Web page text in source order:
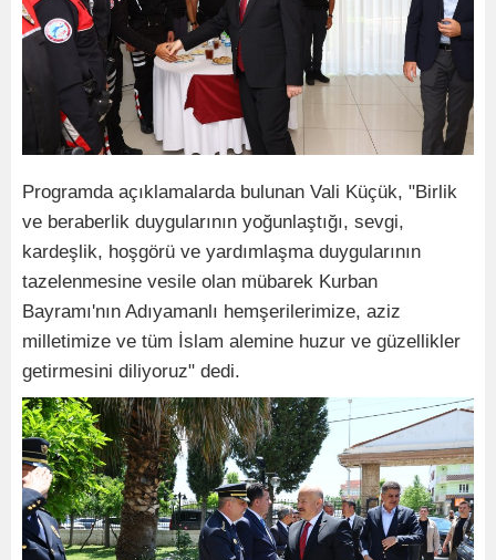
Programda açıklamalarda bulunan Vali Küçük, "Birlik
ve beraberlik duygularının yoğunlaştığı, sevgi,
kardeşlik, hoşgörü ve yardımlaşma duygularının
tazelenmesine vesile olan mübarek Kurban
Bayramı'nın Adıyamanlı hemşerilerimize, aziz
milletimize ve tüm İslam alemine huzur ve güzellikler
getirmesini diliyoruz" dedi.